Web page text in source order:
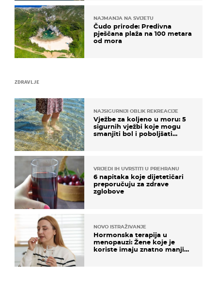
ZDRAVLJE
NAJSIGURNIJI OBLIK REKREACIJE
Vježbe za koljeno u moru: 5
sigurnih vježbi koje mogu
smanjiti bol i poboljšati
VRIJEDI IH UVRSTITI U PREHRANU
6 napitaka koje dijetetičari
preporučuju za zdrave
zglobove
NOVO ISTRAŽIVANJE
Hormonska terapija u
menopauzi: Žene koje je
koriste imaju znatno manji
NAJMANJA NA SVIJETU
Čudo prirode: Predivna
pješčana plaža na 100 metara
od mora